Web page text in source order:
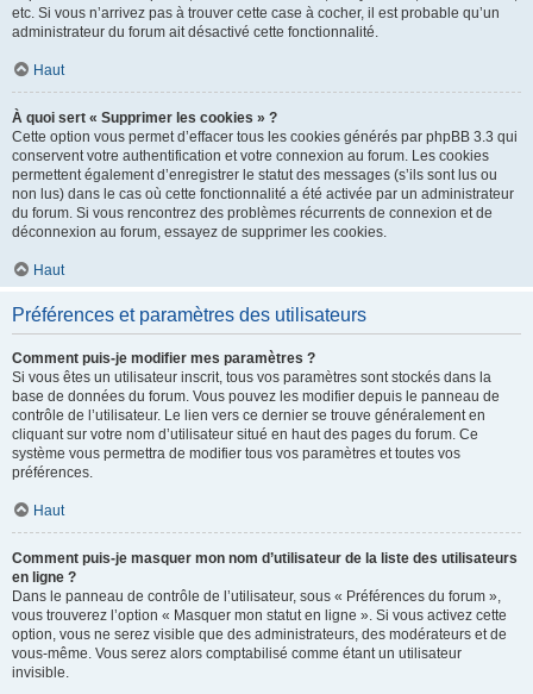
etc. Si vous n’arrivez pas à trouver cette case à cocher, il est probable qu’un
administrateur du forum ait désactivé cette fonctionnalité.
Haut
À quoi sert « Supprimer les cookies » ?
Cette option vous permet d’effacer tous les cookies générés par phpBB 3.3 qui
conservent votre authentification et votre connexion au forum. Les cookies
permettent également d’enregistrer le statut des messages (s’ils sont lus ou
non lus) dans le cas où cette fonctionnalité a été activée par un administrateur
du forum. Si vous rencontrez des problèmes récurrents de connexion et de
déconnexion au forum, essayez de supprimer les cookies.
Haut
Préférences et paramètres des utilisateurs
Comment puis-je modifier mes paramètres ?
Si vous êtes un utilisateur inscrit, tous vos paramètres sont stockés dans la
base de données du forum. Vous pouvez les modifier depuis le panneau de
contrôle de l’utilisateur. Le lien vers ce dernier se trouve généralement en
cliquant sur votre nom d’utilisateur situé en haut des pages du forum. Ce
système vous permettra de modifier tous vos paramètres et toutes vos
préférences.
Haut
Comment puis-je masquer mon nom d’utilisateur de la liste des utilisateurs
en ligne ?
Dans le panneau de contrôle de l’utilisateur, sous « Préférences du forum »,
vous trouverez l’option « Masquer mon statut en ligne ». Si vous activez cette
option, vous ne serez visible que des administrateurs, des modérateurs et de
vous-même. Vous serez alors comptabilisé comme étant un utilisateur
invisible.